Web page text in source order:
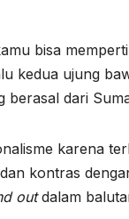
bisa
kedua ujung
berasal dari
karena
kontras
outdalam